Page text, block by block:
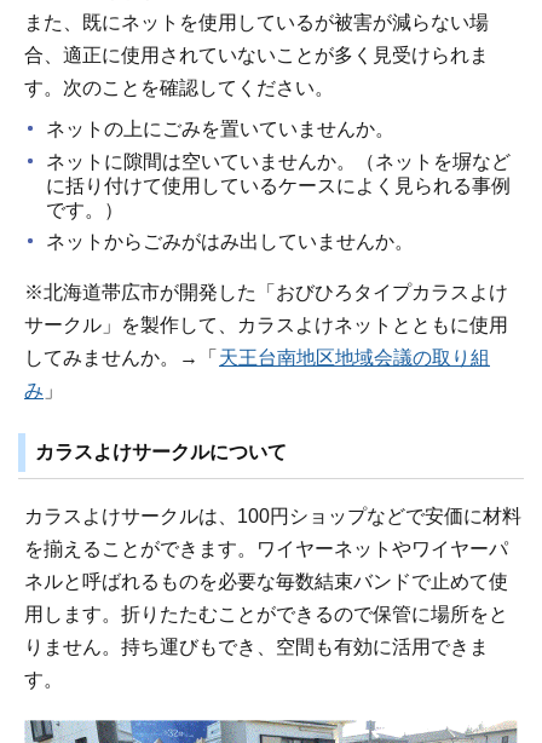
また、既にネットを使用しているが被害が減らない場
合、適正に使用されていないことが多く見受けられま
す。次のことを確認してください。
ネットの上にごみを置いていませんか。
ネットに隙間は空いていませんか。（ネットを塀など
に括り付けて使用しているケースによく見られる事例
です。）
ネットからごみがはみ出していませんか。
※北海道帯広市が開発した「おびひろタイプカラスよけ
サークル」を製作して、カラスよけネットとともに使用
してみませんか。→「 天王台南地区地域会議の取り組
み 」
カラスよけサークルについて
カラスよけサークルは、100円ショップなどで安価に材料
を揃えることができます。ワイヤーネットやワイヤーパ
ネルと呼ばれるものを必要な毎数結束バンドで止めて使
用します。折りたたむことができるので保管に場所をと
りません。持ち運びもでき、空間も有効に活用できま
す。